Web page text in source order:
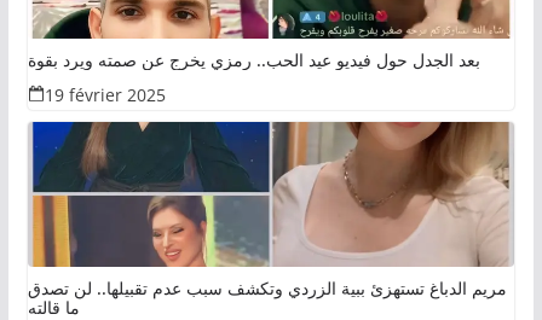
بعد الجدل حول فيديو عيد الحب.. رمزي يخرج عن صمته ويرد بقوة
19 février 2025
مريم الدباغ تستهزئ ببية الزردي وتكشف سبب عدم تقبيلها.. لن تصدق
ما قالته